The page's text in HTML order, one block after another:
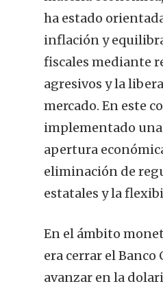
ha estado
inflación y
fiscales mediante
agresivos y la
mercado. En este
implementado
apertura
eliminación de
estatales y la
En el ámbito
era cerrar el Banco
avanzar en la